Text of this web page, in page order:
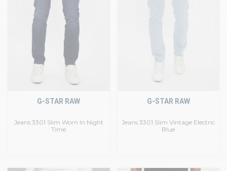
Jeans 3301 Slim Worn In Night
Time
G-STAR RAW
Jeans 3301 Slim Vintage Electric
Blue
G-STAR RAW